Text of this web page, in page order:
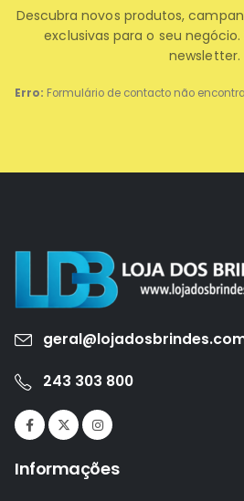
Erro: Formulário de contacto não
Descubra novos produtos,
exclusivas para o seu
newsletter.
243 303 800
Informações